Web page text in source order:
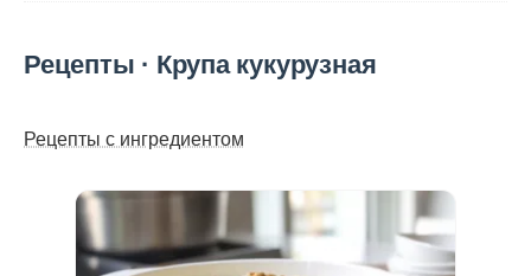
Рецепты · Крупа кукурузная
Рецепты с ингредиентом